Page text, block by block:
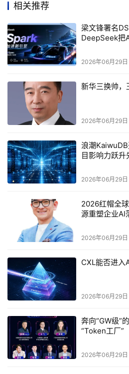
串行模块，给每个位置补充前缀
实验里有个反直觉的数据。
两层Transformer深度的DSpark
五层DFlash的接受长度。当草
30%
。
这意味着，并行架构的长块速度
封印，而半自回归设计把它彻底释
在AI工程领域，聪明的架构比盲
DSpark不是在原有路线上打补
外，劈开了第三条路。
相关推荐
梁文锋署名
DeepSeek把
2026年06月29日
新华三换帅，
2026年06月29
浪潮
目影响力跃升
2026年06月29
2026红帽全
源重塑企业AI
2026年06月29
CXL能否进入
2026年06月29
奔向“GW级”
“Token工厂”
2026年06月29